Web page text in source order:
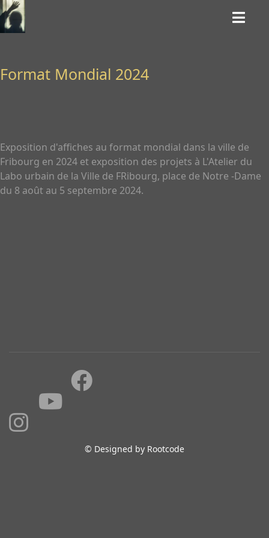
Format Mondial 2024
Exposition d'affiches au format mondial dans la ville de
Fribourg en 2024 et exposition des projets à L'Atelier du
Labo urbain de la Ville de FRibourg, place de Notre -Dame
du 8 août au 5 septembre 2024.
© Designed by Rootcode